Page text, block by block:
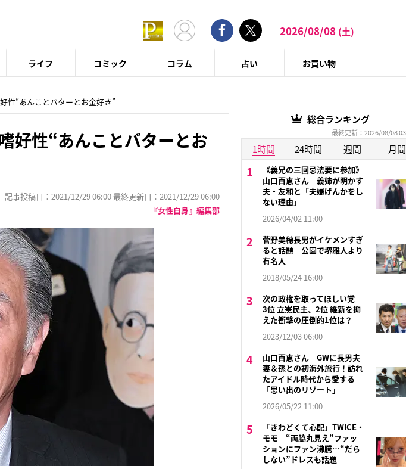
2026/08/08 (土)
ライフ コミック コラム 占い お買い物
性“あんことバターとお金好き”
好性“あんことバターとお
記事投稿日：2021/12/29 06:00 最終更新日：2021/12/29 06:00
『女性自身』編集部
総合ランキング
最終更新：2026/08/08
1時間 24時間 週間 月間
《義兄の三回忌法要に参加》
山口百恵さん 義姉が明かす
夫・友和と「夫婦げんかをし
ない理由」
2026/04/02 11:00
菅野美穂長男がイケメンすぎ
ると話題 公園で堺雅人より
有名人
2018/05/24 16:00
次の政権を取ってほしい党
3位 立憲民主、2位 維新を抑
えた衝撃の圧倒的1位は？
2023/12/03 06:00
山口百恵さん GWに長男夫
妻＆孫との初海外旅行！訪れ
たアイドル時代から愛する
「思い出のリゾート」
2026/05/22 11:00
「きわどくて心配」TWICE・
モモ “両脇丸見え”ファッ
ションにファン沸騰…“だら
しない”ドレスも話題